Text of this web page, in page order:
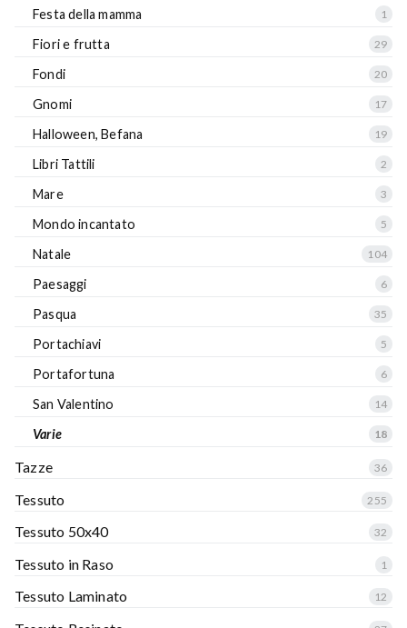
Festa della mamma 1
Fiori e frutta 29
Fondi 20
Gnomi 17
Halloween, Befana 19
Libri Tattili 2
Mare 3
Mondo incantato 5
Natale 104
Paesaggi 6
Pasqua 35
Portachiavi 5
Portafortuna 6
San Valentino 14
Varie 18
Tazze 36
Tessuto 255
Tessuto 50x40 32
Tessuto in Raso 1
Tessuto Laminato 12